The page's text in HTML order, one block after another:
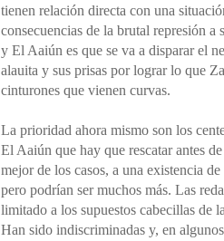
tienen relación directa con una
consecuencias de la brutal represión
y El Aaiún es que se va a disparar el
alauita y sus prisas por lograr lo que
cinturones que vienen curvas.
La prioridad ahora mismo son los
El Aaiún que hay que rescatar antes
mejor de los casos, a una existencia
pero podrían ser muchos más. Las
limitado a los supuestos cabecillas de
Han sido indiscriminadas y, en